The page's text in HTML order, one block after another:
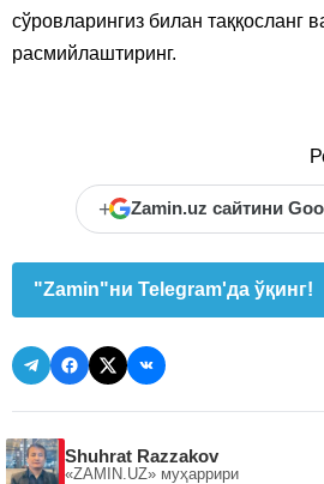
сўровларингиз билан таққосланг
расмийлаштиринг.
+ Zamin.uz сайтини
"Zamin"ни Telegram'да ўқинг!
Shuhrat Razzakov
«ZAMIN.UZ» муҳаррири